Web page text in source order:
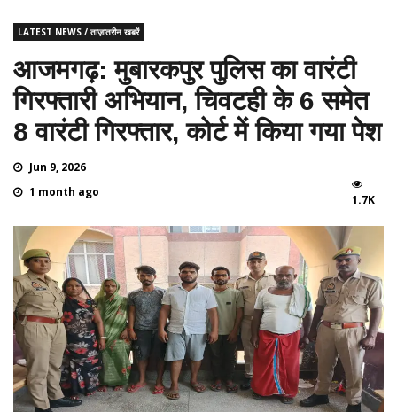
LATEST NEWS / ताज़ातरीन खबरें
आजमगढ़: मुबारकपुर पुलिस का वारंटी
गिरफ्तारी अभियान, चिवटही के 6 समेत
8 वारंटी गिरफ्तार, कोर्ट में किया गया पेश
Jun 9, 2026
1 month ago
1.7K